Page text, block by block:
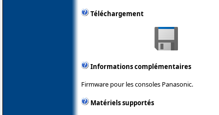
Téléchargement
Informations complémentaires
Firmware pour les consoles Panasonic.
Matériels supportés